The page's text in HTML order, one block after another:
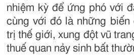
nhiệm kỳ để ứng phó với
cùng với đó là những biến
trị thế giới, xung đột vũ
thuế quan nảy sinh bất